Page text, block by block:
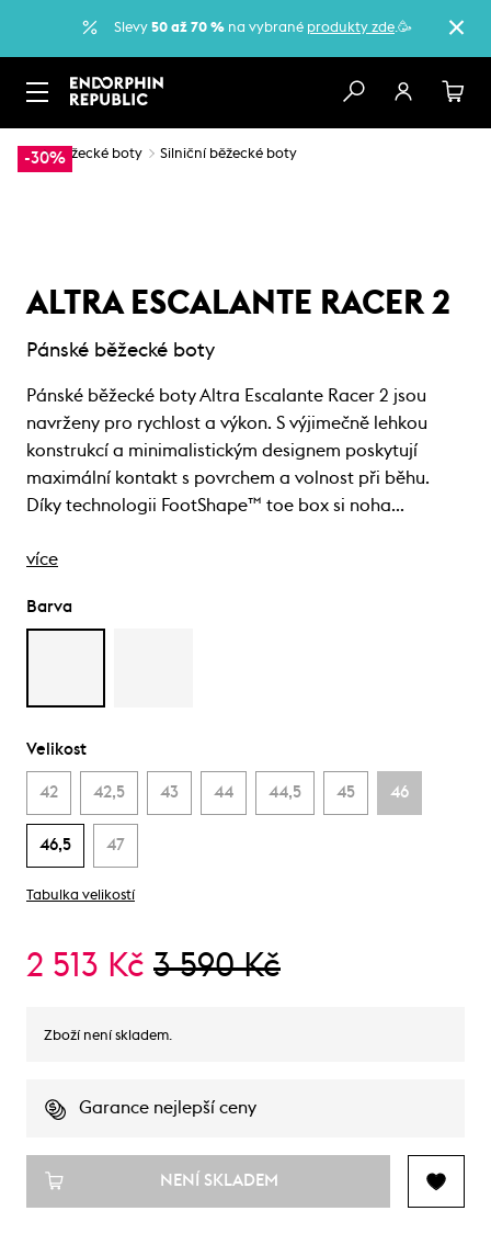
Slevy 50 až 70 % na vybrané produkty zde.🥳
-30%
… Běžecké boty Silniční běžecké boty
ALTRA ESCALANTE RACER 2
Pánské běžecké boty
Pánské běžecké boty Altra Escalante Racer 2 jsou
navrženy pro rychlost a výkon. S výjimečně lehkou
konstrukcí a minimalistickým designem poskytují
maximální kontakt s povrchem a volnost při běhu.
Díky technologii FootShape™ toe box si noha…
více
Barva
Velikost
42 42,5 43 44 44,5 45 46
46,5 47
Tabulka velikostí
2 513 Kč 3 590 Kč
Zboží není skladem.
Garance nejlepší ceny
NENÍ SKLADEM